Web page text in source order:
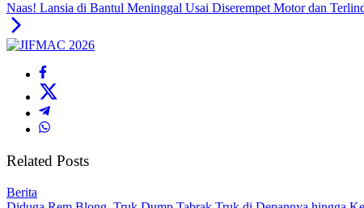
Naas! Lansia di Bantul Meninggal Usai Diserempet Motor dan
Related Posts
Berita